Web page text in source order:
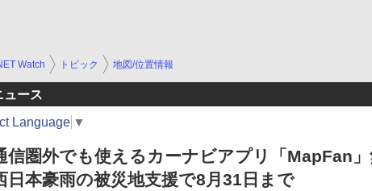
Watch トピック 地図/位置情報
ュース
Language ▼
信圏外でも使えるカーナビアプリ「MapFan」
日本豪雨の被災地支援で8月31日まで